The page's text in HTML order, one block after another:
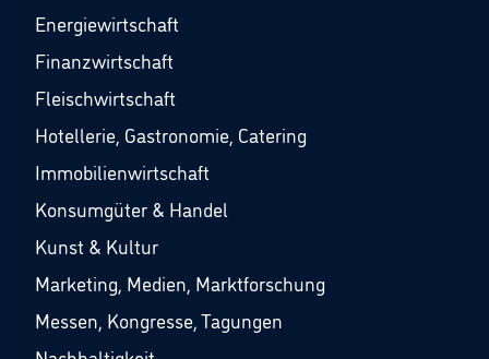
Energiewirtschaft
Finanzwirtschaft
Fleischwirtschaft
Hotellerie, Gastronomie, Catering
Immobilienwirtschaft
Konsumgüter & Handel
Kunst & Kultur
Marketing, Medien, Marktforschung
Messen, Kongresse, Tagungen